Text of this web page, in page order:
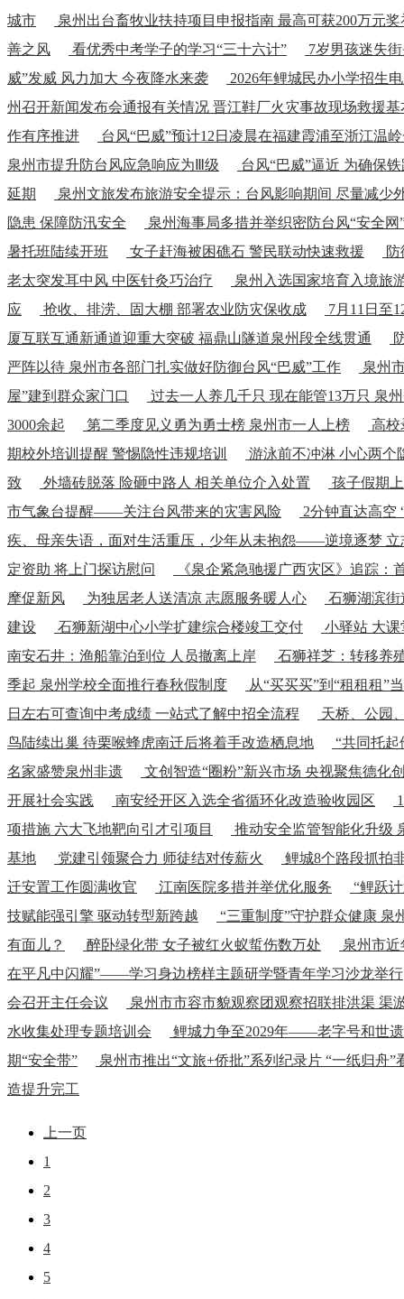
城市
泉州出台畜牧业扶持项目申报指南 最高可获200万元奖
善之风
看优秀中考学子的学习“三十六计”
7岁男孩迷失
威”发威 风力加大 今夜降水来袭
2026年鲤城民办小学招生
州召开新闻发布会通报有关情况 晋江鞋厂火灾事故现场救援基
作有序推进
台风“巴威”预计12日凌晨在福建霞浦至浙江温
泉州市提升防台风应急响应为Ⅲ级
台风“巴威”逼近 为确保
延期
泉州文旅发布旅游安全提示：台风影响期间 尽量减少
隐患 保障防汛安全
泉州海事局多措并举织密防台风“安全网
暑托班陆续开班
女子赶海被困礁石 警民联动快速救援
老太突发耳中风 中医针灸巧治疗
泉州入选国家培育入境旅
应
抢收、排涝、固大棚 部署农业防灾保收成
7月11日至
厦互联互通新通道迎重大突破 福鼎山隧道泉州段全线贯通
严阵以待 泉州市各部门扎实做好防御台风“巴威”工作
泉州
屋”建到群众家门口
过去一人养几千只 现在能管13万只 泉
3000余起
第二季度见义勇为勇士榜 泉州市一人上榜
高校
期校外培训提醒 警惕隐性违规培训
游泳前不冲淋 小心两个
致
外墙砖脱落 险砸中路人 相关单位介入处置
孩子假期
市气象台提醒——关注台风带来的灾害风险
2分钟直达高空
疾、母亲失语，面对生活重压，少年从未抱怨——逆境逐梦 立
定资助 将上门探访慰问
《泉企紧急驰援广西灾区》追踪：
摩促新风
为独居老人送清凉 志愿服务暖人心
石狮湖滨
建设
石狮新湖中心小学扩建综合楼竣工交付
小驿站 大课
南安石井：渔船靠泊到位 人员撤离上岸
石狮祥芝：转移养
季起 泉州学校全面推行春秋假制度
从“买买买”到“租租租”
日左右可查询中考成绩 一站式了解中招全流程
天桥、公园
鸟陆续出巢 待栗喉蜂虎南迁后将着手改造栖息地
“共同托起
名家盛赞泉州非遗
文创智造“圈粉”新兴市场 央视聚焦德化
开展社会实践
南安经开区入选全省循环化改造验收园区
项措施 六大飞地靶向引才引项目
推动安全监管智能化升级
基地
党建引领聚合力 师徒结对传薪火
鲤城8个路段抓拍
迁安置工作圆满收官
江南医院多措并举优化服务
“鲤跃
技赋能强引擎 驱动转型新跨越
“三重制度”守护群众健康 泉
有面儿？
醉卧绿化带 女子被红火蚁蜇伤数万处
泉州市
在平凡中闪耀”——学习身边榜样主题研学暨青年学习沙龙举行
会召开主任会议
泉州市市容市貌观察团观察招联排洪渠 渠
水收集处理专题培训会
鲤城力争至2029年——老字号和世
期“安全带”
泉州市推出“文旅+侨批”系列纪录片 “一纸归舟”
造提升完工
上一页
1
2
3
4
5